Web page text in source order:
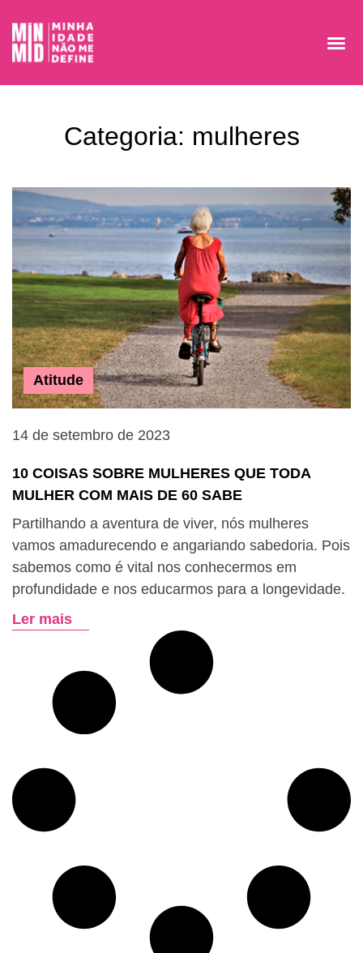
Categoria: mulheres
Atitude
14 de setembro de 2023
10 COISAS SOBRE MULHERES QUE TODA
MULHER COM MAIS DE 60 SABE
Partilhando a aventura de viver, nós mulheres
vamos amadurecendo e angariando sabedoria. Pois
sabemos como é vital nos conhecermos em
profundidade e nos educarmos para a longevidade.
Ler mais